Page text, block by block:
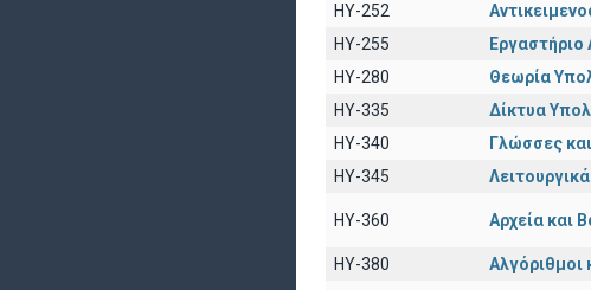
HY-252
HY-255
Εργαστήριο
HY-280
Θεωρία
HY-335
Δίκτυα
HY-340
Γλώσσες
HY-345
HY-360 Αρχεία και
HY-380
Αλγόριθμοι